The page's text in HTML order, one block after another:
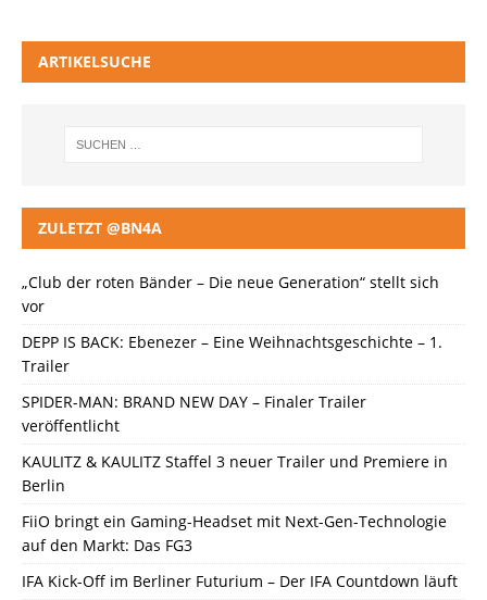
ARTIKELSUCHE
ZULETZT @BN4A
„Club der roten Bänder – Die neue Generation“ stellt sich
vor
DEPP IS BACK: Ebenezer – Eine Weihnachtsgeschichte – 1.
Trailer
SPIDER-MAN: BRAND NEW DAY – Finaler Trailer
veröffentlicht
KAULITZ & KAULITZ Staffel 3 neuer Trailer und Premiere in
Berlin
FiiO bringt ein Gaming-Headset mit Next-Gen-Technologie
auf den Markt: Das FG3
IFA Kick-Off im Berliner Futurium – Der IFA Countdown läuft